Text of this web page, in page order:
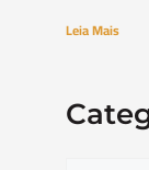
Leia Mais